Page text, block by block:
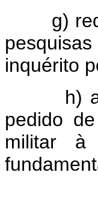
g)
inquérito
h)
pedido
militar à